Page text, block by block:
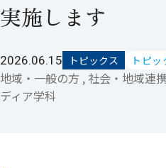
実施します
2026.06.15 トピックス トピッ
地域・一般の方 , 社会・地域連
ディア学科